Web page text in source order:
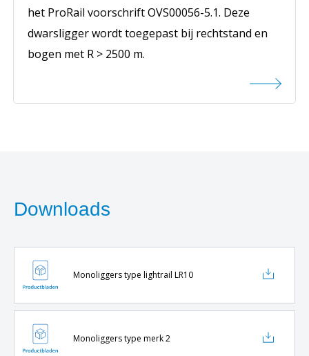
het ProRail voorschrift OVS00056-5.1. Deze
dwarsligger wordt toegepast bij rechtstand en
bogen met R > 2500 m.
Downloads
Monoliggers type lightrail LR10
Monoliggers type merk 2